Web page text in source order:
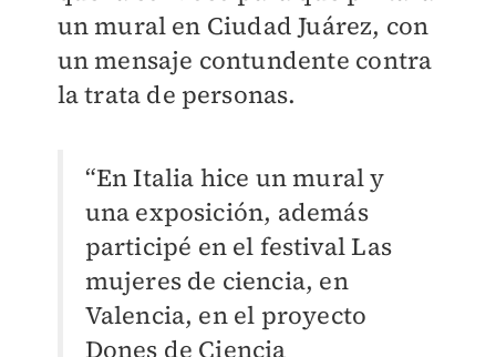
un mural en Ciudad Juárez, con
un mensaje contundente contra
la trata de personas.
“En Italia hice un mural y
una exposición, además
participé en el festival Las
mujeres de ciencia, en
Valencia, en el proyecto
Dones de Ciencia